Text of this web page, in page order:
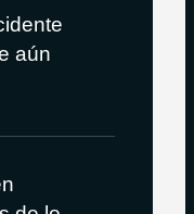
aún